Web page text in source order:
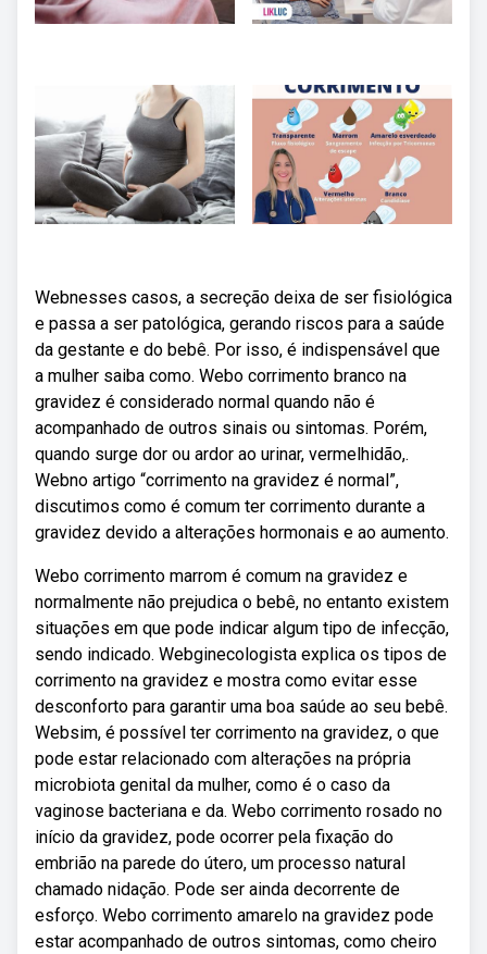
Webnesses casos, a secreção deixa de ser fisiológica
e passa a ser patológica, gerando riscos para a saúde
da gestante e do bebê. Por isso, é indispensável que
a mulher saiba como. Webo corrimento branco na
gravidez é considerado normal quando não é
acompanhado de outros sinais ou sintomas. Porém,
quando surge dor ou ardor ao urinar, vermelhidão,.
Webno artigo “corrimento na gravidez é normal”,
discutimos como é comum ter corrimento durante a
gravidez devido a alterações hormonais e ao aumento.
Webo corrimento marrom é comum na gravidez e
normalmente não prejudica o bebê, no entanto existem
situações em que pode indicar algum tipo de infecção,
sendo indicado. Webginecologista explica os tipos de
corrimento na gravidez e mostra como evitar esse
desconforto para garantir uma boa saúde ao seu bebê.
Websim, é possível ter corrimento na gravidez, o que
pode estar relacionado com alterações na própria
microbiota genital da mulher, como é o caso da
vaginose bacteriana e da. Webo corrimento rosado no
início da gravidez, pode ocorrer pela fixação do
embrião na parede do útero, um processo natural
chamado nidação. Pode ser ainda decorrente de
esforço. Webo corrimento amarelo na gravidez pode
estar acompanhado de outros sintomas, como cheiro